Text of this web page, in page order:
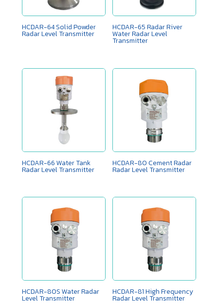
HCDAR-64 Solid Powder ​
Radar Level Transmitter
HCDAR-65 ​Radar River
Water Radar Level
Transmitter
HCDAR-66 Water Tank
Radar Level Transmitter
HCDAR-80 Cement Radar
Radar Level Transmitter
HCDAR-80S Water Radar
Level Transmitter
HCDAR-81 High Frequency
Radar Level Transmitter